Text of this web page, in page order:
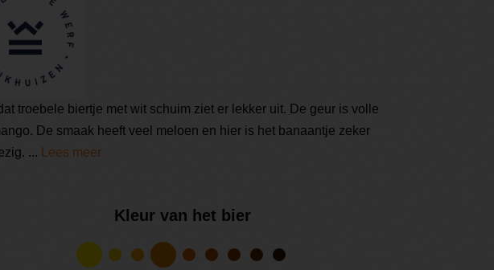
troebele biertje met wit schuim ziet er lekker uit. De geur is volle
De smaak heeft veel meloen en hier is het banaantje zeker
... Lees meer
Kleur van het bier